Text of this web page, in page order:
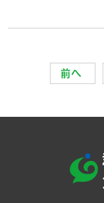
前へ